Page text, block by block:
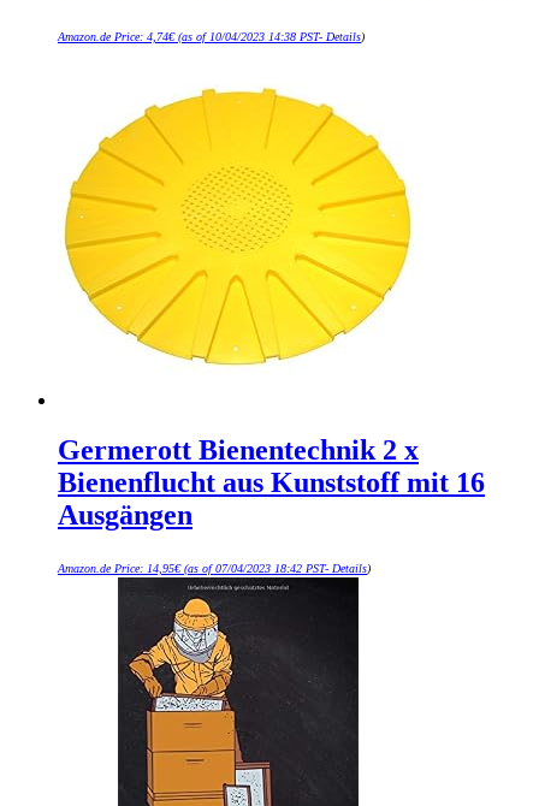
Amazon.de Price: 4,74€(as of 10/04/2023 14:38 PST- Details)
Germerott Bienentechnik 2 x
Bienenflucht aus Kunststoff mit 16
Ausgängen
Amazon.de Price: 14,95€(as of 07/04/2023 18:42 PST- Details)